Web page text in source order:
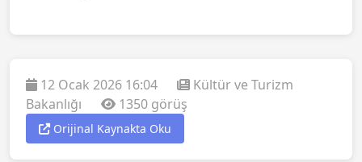
12 Ocak 2026 16:04
Kültür ve Turizm
Bakanlığı
1350 görüş
Orijinal Kaynakta Oku